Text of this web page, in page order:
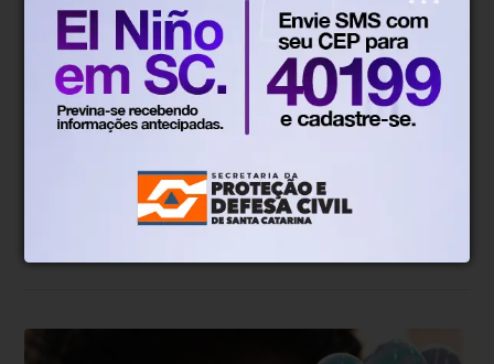
Agenda AJ Há 5 meses
Atividades de Páscoa dominam a
o que fazer na região
Agenda traz opções para todas as idades em cidades do